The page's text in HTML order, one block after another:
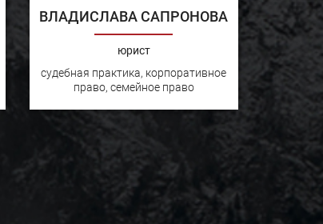
ВЛАДИСЛАВА САПРОНОВА
юрист
судебная практика, корпоративное
право, семейное право